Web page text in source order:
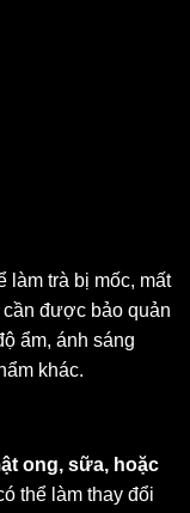
làm trà bị mốc, mất
được bảo quản
ẩm, ánh sáng
khác.
ong, sữa, hoặc
thể làm thay đổi